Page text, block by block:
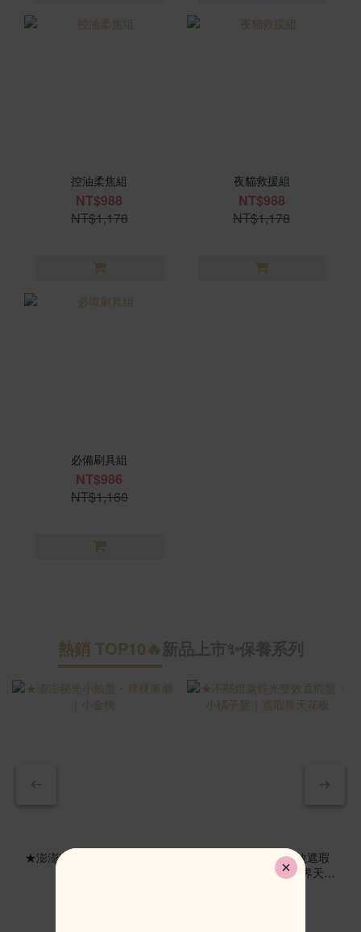
控油柔焦組
NT$988
NT$1,178
夜貓救援組
NT$988
NT$1,178
必備刷具組
NT$986
NT$1,160
熱銷 TOP10🔥
★澎澎秘光小臉盤・裸裸漸
★不關燈濾鏡光雙效遮瑕
盤・小橘子盤｜遮瑕界天花